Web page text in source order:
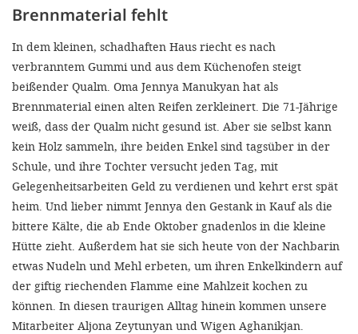
Brennmaterial fehlt
In dem kleinen, schadhaften Haus riecht es nach
verbranntem Gummi und aus dem Küchenofen steigt
beißender Qualm. Oma Jennya Manukyan hat als
Brennmaterial einen alten Reifen zerkleinert. Die 71-Jährige
weiß, dass der Qualm nicht gesund ist. Aber sie selbst kann
kein Holz sammeln, ihre beiden Enkel sind tagsüber in der
Schule, und ihre Tochter versucht jeden Tag, mit
Gelegenheitsarbeiten Geld zu verdienen und kehrt erst spät
heim. Und lieber nimmt Jennya den Gestank in Kauf als die
bittere Kälte, die ab Ende Oktober gnadenlos in die kleine
Hütte zieht. Außerdem hat sie sich heute von der Nachbarin
etwas Nudeln und Mehl erbeten, um ihren Enkelkindern auf
der giftig riechenden Flamme eine Mahlzeit kochen zu
können. In diesen traurigen Alltag hinein kommen unsere
Mitarbeiter Aljona Zeytunyan und Wigen Aghanikjan.